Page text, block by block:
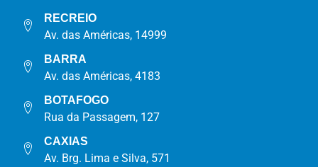
RECREIO
Av. das Américas, 14999
BARRA
Av. das Américas, 4183
BOTAFOGO
Rua da Passagem, 127
CAXIAS
Av. Brg. Lima e Silva, 571